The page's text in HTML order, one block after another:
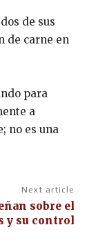
de sus
de carne en
para
a
no es una
Next article
sobre el
y su control